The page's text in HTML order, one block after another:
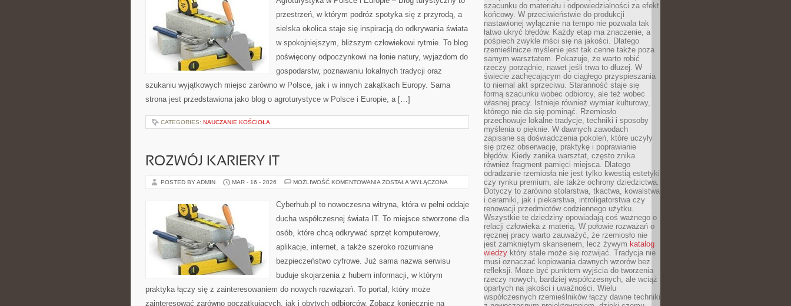
przestrzeń, w którym podróż spotyka się z przyrodą, a
sielska okolica staje się inspiracją do odkrywania świata
w spokojniejszym, bliższym człowiekowi rytmie. To blog
poświęcony odpoczynkowi na łonie natury, wyjazdom do
gospodarstw, poznawaniu lokalnych tradycji oraz
szukaniu wyjątkowych miejsc zarówno w Polsce, jak i w innych zakątkach Europy. Sama
strona jest przedstawiona jako blog o agroturystyce w Polsce i Europie, a […]
CATEGORIES: NAUCZANIE KOŚCIOŁA
ROZWÓJ KARIERY IT
POSTED BY ADMIN MAR - 16 - 2026 MOŻLIWOŚĆ KOMENTOWANIA ROZWÓJ
ZOSTAŁA WYŁĄCZONA
Cyberhub.pl to nowoczesna witryna, która w pełni oddaje
ducha współczesnej świata IT. To miejsce stworzone dla
osób, które chcą odkrywać sprzęt komputerowy,
aplikacje, internet, a także szeroko rozumiane
bezpieczeństwo cyfrowe. Już sama nazwa serwisu
buduje skojarzenia z hubem informacji, w którym
praktyka łączy się z zainteresowaniem do nowych rozwiązań. To portal, który może
zainteresować zarówno początkujących, jak i obytych odbiorców. Zobacz koniecznie na
szacunku do materiału i odpowiedzialności za efekt
końcowy. W przeciwieństwie do produkcji
nastawionej wyłącznie na tempo nie pozwala tak
łatwo ukryć błędów. Każdy etap ma znaczenie, a
pośpiech zwykle mści się na jakości. Dlatego
rzemieślnicze myślenie jest tak cenne także poza
samym warsztatem. Pokazuje, że warto robić
rzeczy porządnie, nawet jeśli trwa to dłużej. W
świecie zachęcającym do ciągłego przyspieszania
to niemal akt sprzeciwu. Staranność staje się
formą szacunku wobec odbiorcy, ale też wobec
własnej pracy. Istnieje również wymiar kulturowy,
którego nie da się pominąć. Rzemiosło
przechowuje lokalne tradycje, techniki i sposoby
myślenia o pięknie. W dawnych zawodach
zapisane są doświadczenia pokoleń, które uczyły
się przez obserwację, praktykę i poprawianie
błędów. Kiedy zanika warsztat, często znika
również fragment pamięci miejsca. Dlatego
odradzanie rzemiosła nie jest tylko kwestią estetyki
czy rynku premium, ale także ochrony dziedzictwa.
Dotyczy to zarówno stolarstwa, tkactwa, kowalstwa
i ceramiki, jak i piekarstwa, introligatorstwa czy
renowacji przedmiotów codziennego użytku.
Wszystkie te dziedziny opowiadają coś ważnego o
relacji człowieka z materią. W połowie rozważań o
ręcznej pracy warto zauważyć, że rzemiosło nie
jest zamkniętym skansenem, lecz żywym katalog
wiedzy który stale może się rozwijać. Tradycja nie
musi oznaczać kopiowania dawnych wzorów bez
refleksji. Może być punktem wyjścia do tworzenia
rzeczy nowych, bardziej współczesnych, ale wciąż
opartych na jakości i uważności. Wielu
współczesnych rzemieślników łączy dawne techniki